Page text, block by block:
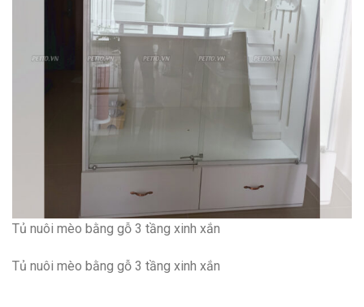
Tủ nuôi mèo bằng gỗ 3 tầng xinh xắn
Tủ nuôi mèo bằng gỗ 3 tầng xinh xắn